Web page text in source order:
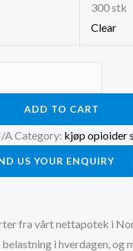
300 stk
Clear
Oxycontin
ADD TO CART
ACategory: kjøp opioider
US YOUR ENQUIRY
fra vårt nettapotek i
i hverdagen, og